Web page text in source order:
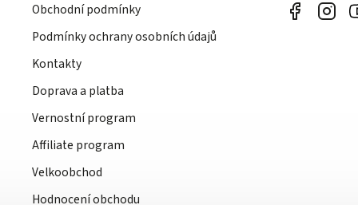
Obchodní podmínky
Podmínky ochrany osobních údajů
Kontakty
Doprava a platba
Vernostní program
Affiliate program
Velkoobchod
Hodnocení obchodu